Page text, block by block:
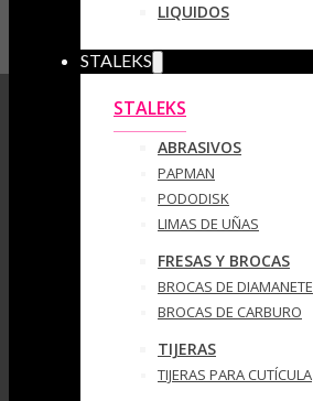
LIQUIDOS
STALEKS
STALEKS
ABRASIVOS
PAPMAN
PODODISK
LIMAS DE UÑAS
FRESAS Y BROCAS
BROCAS DE DIAMANETE
BROCAS DE CARBURO
TIJERAS
TIJERAS PARA CUTÍCULA